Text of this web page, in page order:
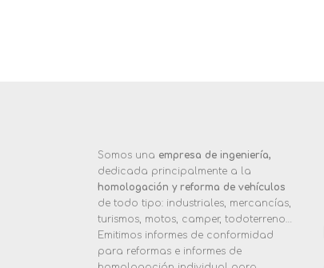
Somos una empresa de ingeniería,
dedicada principalmente a la
homologación y reforma de vehículos
de todo tipo: industriales, mercancías,
turismos, motos, camper, todoterreno…
Emitimos informes de conformidad
para reformas e informes de